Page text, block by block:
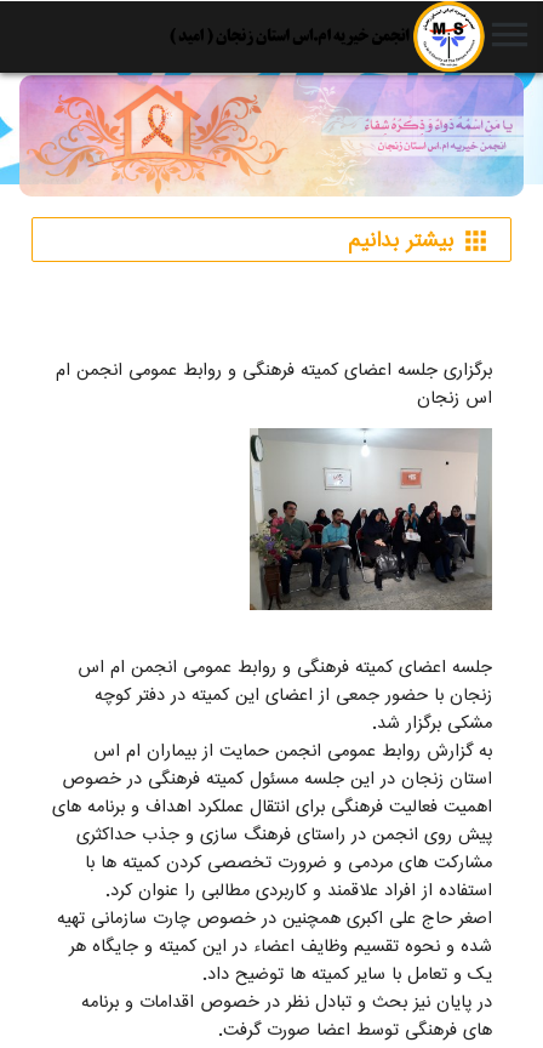
menu
apps بیشتر بدانیم
برگزاری جلسه اعضای کمیته فرهنگی و روابط عمومی انجمن ام
اس زنجان
جلسه اعضای کمیته فرهنگی و روابط عمومی انجمن ام اس
زنجان با حضور جمعی از اعضای این کمیته در دفتر کوچه
مشکی برگزار شد.
به گزارش روابط عمومی انجمن حمایت از بیماران ام اس
استان زنجان در این جلسه مسئول کمیته فرهنگی در خصوص
اهمیت فعالیت فرهنگی برای انتقال عملکرد اهداف و برنامه های
پیش روی انجمن در راستای فرهنگ سازی و جذب حداکثری
مشارکت های مردمی و ضرورت تخصصی کردن کمیته ها با
استفاده از افراد علاقمند و کاربردی مطالبی را عنوان کرد.
اصغر حاج علی اکبری همچنین در خصوص چارت سازمانی تهیه
شده و نحوه تقسیم وظایف اعضاء در این کمیته و جایگاه هر
یک و تعامل با سایر کمیته ها توضیح داد.
در پایان نیز بحث و تبادل نظر در خصوص اقدامات و برنامه
های فرهنگی توسط اعضا صورت گرفت.